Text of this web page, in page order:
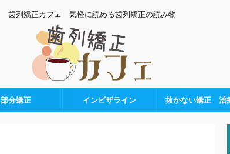
歯列矯正カフェ 気軽に読める歯列矯正の読み物
部分矯正 インビザライン 抜かない矯正 治